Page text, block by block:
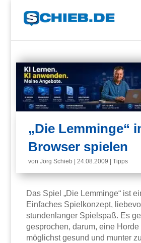
„Die Lemminge“
Browser spielen
vonJörg Schieb |24.08.2009 |Tipps
Das Spiel „Die Lemminge“ ist
Einfaches Spielkonzept,
stundenlanger Spielspaß. Es
gesprochen, darum, eine
möglichst gesund und munter